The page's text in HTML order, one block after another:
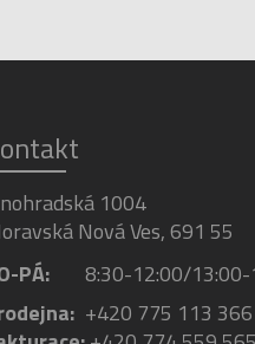
1004
Nová Ves, 691 55
PÁ:
8:30-12:00/13:00-
+420 775 113 366